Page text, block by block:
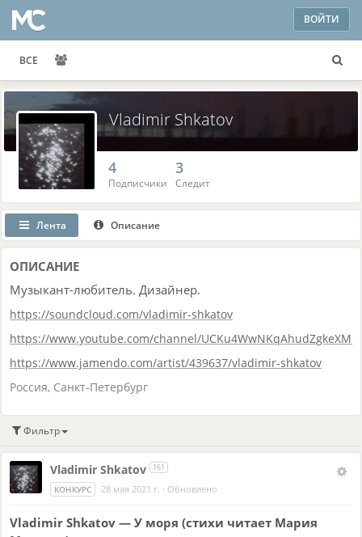
ВОЙТИ
ВСЕ
Vladimir Shkatov
4
Подписчики
3
Следит
Лента Описание
ОПИСАНИЕ
Музыкант-любитель. Дизайнер.
https://soundcloud.com/vladimir-shkatov
https://www.youtube.com/channel/
https://www.jamendo.com/artist/439637/vladimir-shkatov
Россия, Санкт-Петербург
Фильтр
Vladimir Shkatov 161
КОНКУРС 28 мая 2021 г. · Обновлено
Vladimir Shkatov — У моря (стихи читает Мария